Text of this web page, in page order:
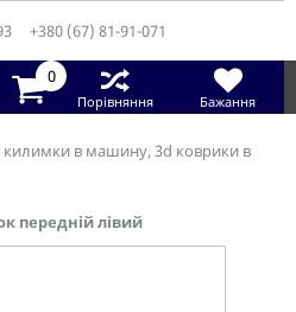
в машину, 3d коврики в
передній лівий
+380 (67) 81-91-071
0
Порівняння Бажання